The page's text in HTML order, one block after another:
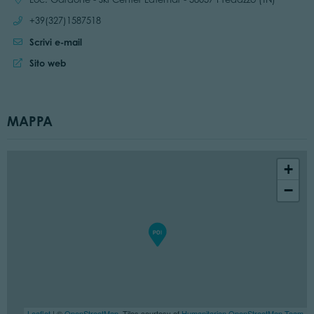
Chiama:
+39(327)1587518
Scrivi e-mail
Sito web:
Sito web
MAPPA
+
−